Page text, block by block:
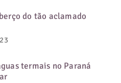
do tão aclamado
termais no Paraná